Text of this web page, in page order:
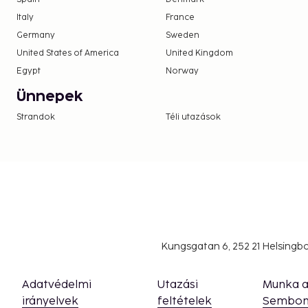
The above list may not be comprehensive. Fees
include tax and are subject to change.
24-hour pool access
No pets and no service animals are allowed
Italy
France
Germany
Sweden
United States of America
United Kingdom
Egypt
Norway
Ünnepek
Strandok Téli utazások
Kungsgatan 6, 252 21
Adatvédelmi
irányelvek
Utazási
feltételek
Munka a